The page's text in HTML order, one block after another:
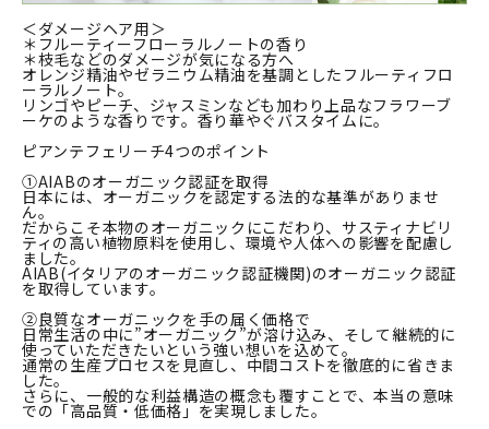
＜ダメージヘア用＞
＊フルーティーフローラルノートの香り
＊枝毛などのダメージが気になる方へ
オレンジ精油やゼラニウム精油を基調としたフルーティフロ
ーラルノート。
リンゴやピーチ、ジャスミンなども加わり上品なフラワーブ
ーケのような香りです。香り華やぐバスタイムに。
ピアンテフェリーチ4つのポイント
①AIABのオーガニック認証を取得
日本には、オーガニックを認定する法的な基準がありませ
ん。
だからこそ本物のオーガニックにこだわり、サスティナビリ
ティの高い植物原料を使用し、環境や人体への影響を配慮し
ました。
AIAB(イタリアのオーガニック認証機関)のオーガニック認証
を取得しています。
②良質なオーガニックを手の届く価格で
日常生活の中に”オーガニック”が溶け込み、そして継続的に
使っていただきたいという強い想いを込めて。
通常の生産プロセスを見直し、中間コストを徹底的に省きま
した。
さらに、一般的な利益構造の概念も覆すことで、本当の意味
での「高品質・低価格」を実現しました。